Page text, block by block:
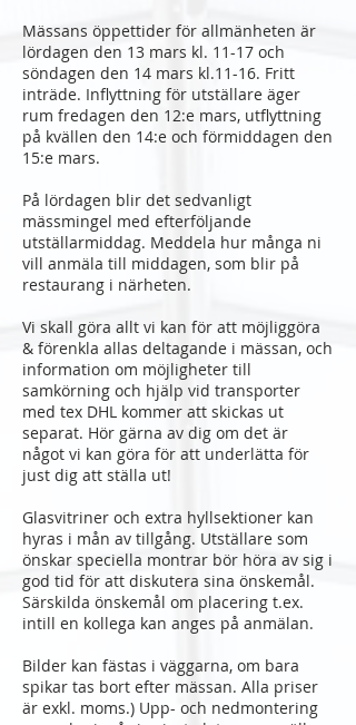
Mässans öppettider för allmänheten är
lördagen den 13 mars kl. 11-17 och
söndagen den 14 mars kl.11-16. Fritt
inträde. Inflyttning för utställare äger
rum fredagen den 12:e mars, utflyttning
på kvällen den 14:e och förmiddagen den
15:e mars.
På lördagen blir det sedvanligt
mässmingel med efterföljande
utställarmiddag. Meddela hur många ni
vill anmäla till middagen, som blir på
restaurang i närheten.
Vi skall göra allt vi kan för att möjliggöra
& förenkla allas deltagande i mässan, och
information om möjligheter till
samkörning och hjälp vid transporter
med tex DHL kommer att skickas ut
separat. Hör gärna av dig om det är
något vi kan göra för att underlätta för
just dig att ställa ut!
Glasvitriner och extra hyllsektioner kan
hyras i mån av tillgång. Utställare som
önskar speciella montrar bör höra av sig i
god tid för att diskutera sina önskemål.
Särskilda önskemål om placering t.ex.
intill en kollega kan anges på anmälan.
Bilder kan fästas i väggarna, om bara
spikar tas bort efter mässan. Alla priser
är exkl. moms.) Upp- och nedmontering